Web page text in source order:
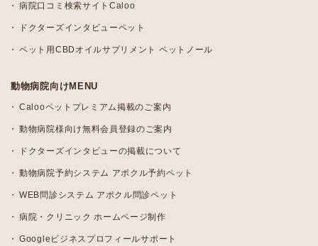
病院口コミ検索サイトCaloo
ドクターズインタビューペット
ペット用CBDオイルサプリメント ペットノール
動物病院向けMENU
Calooペットプレミアム掲載のご案内
動物病院様向け無料会員登録のご案内
ドクターズインタビューの掲載について
動物病院予約システム アポクル予約ペット
WEB問診システム アポクル問診ペット
病院・クリニック ホームページ制作
Googleビジネスプロフィールサポート